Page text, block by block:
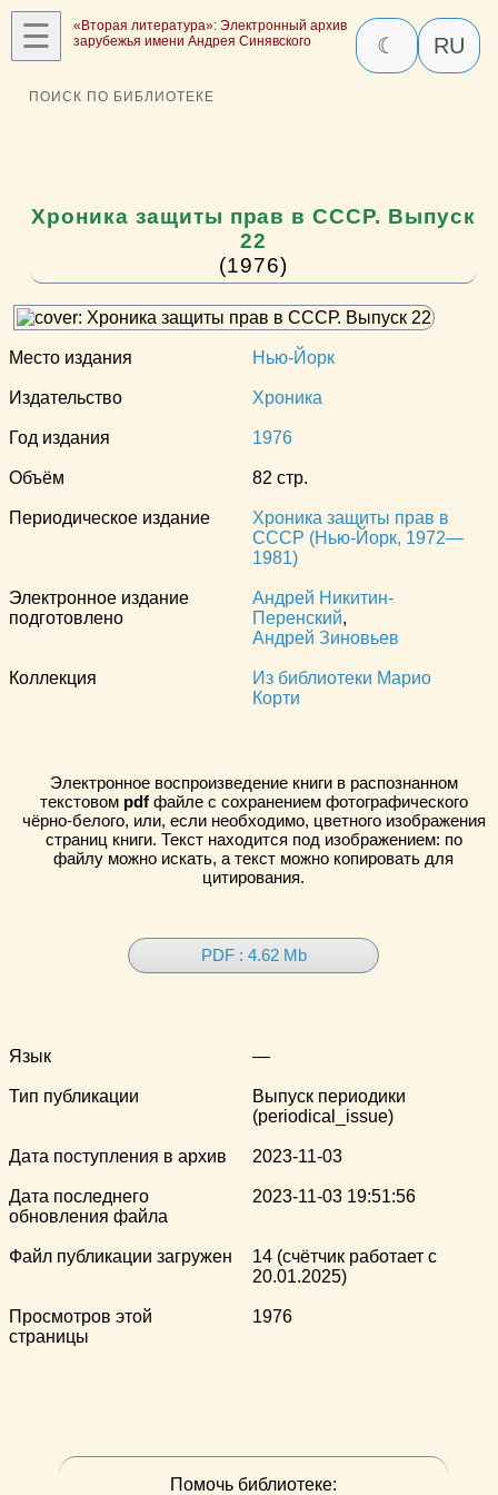
☰
«Вторая литература»: Электронный архив
зарубежья имени Андрея Синявского
☾ RU
ПОИСК ПО БИБЛИОТЕКЕ
Хроника защиты прав в СССР. Выпуск
22
(1976)
Место издания Нью-Йорк
Издательство Хроника
Год издания 1976
Объём 82 стр.
Периодическое издание
Хроника защиты прав в
СССР (Нью-Йорк, 1972—
1981)
Электронное издание
подготовлено
Андрей Никитин-
Перенский,
Андрей Зиновьев
Коллекция
Из библиотеки Марио
Корти
Электронное воспроизведение книги в распознанном
текстовом pdfфайле с сохранением фотографического
чёрно-белого, или, если необходимо, цветного изображения
страниц книги. Текст находится под изображением: по
файлу можно искать, а текст можно копировать для
цитирования.
PDF : 4.62 Mb
Язык —
Тип публикации
Выпуск периодики
(periodical_issue)
Дата поступления в архив 2023-11-03
Дата последнего
обновления файла
2023-11-03 19:51:56
Файл публикации загружен
14 (счётчик работает с
20.01.2025)
Просмотров этой
страницы
1976
Помочь библиотеке: